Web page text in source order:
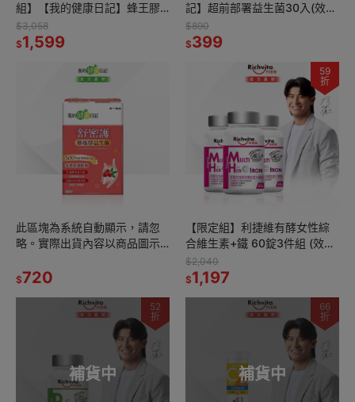
組】【我的健康日記】蜂王膠
原飲(24入)
$3,058
$1,599
記】超前部署益生菌30入(效
期：2026/06/01)
$890
$399
此區塊為系統自動顯示，請忽
略。實際出貨內容以商品圖示
$720
59
折
【限定組】利捷維有酵女性綜
合維生素+鐵 60錠3件組 (效
期：2027/01/01)
$2,040
$1,197
補貨中
52
折
補貨中
66
折